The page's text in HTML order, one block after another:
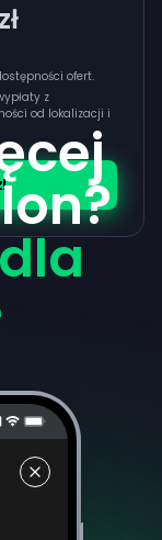
ofert.
z
od lokalizacji i